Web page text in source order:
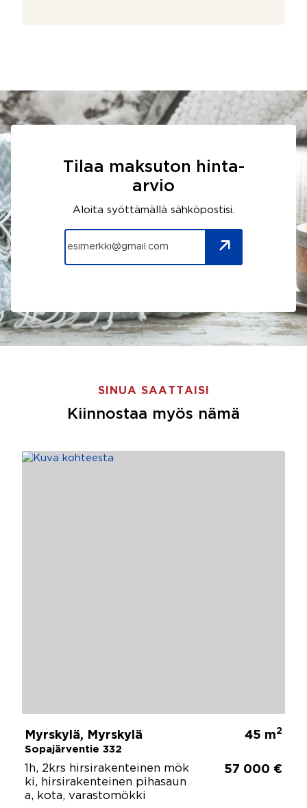
Tilaa maksuton hinta-
arvio
Aloita syöttämällä sähköpostisi.
SINUA SAATTAISI
Kiinnostaa myös nämä
Myrskylä, Myrskylä
Sopajärventie 332
45 m2
1h, 2krs hirsirakenteinen mök
ki, hirsirakenteinen pihasaun
a, kota, varastomökki
57 000 €